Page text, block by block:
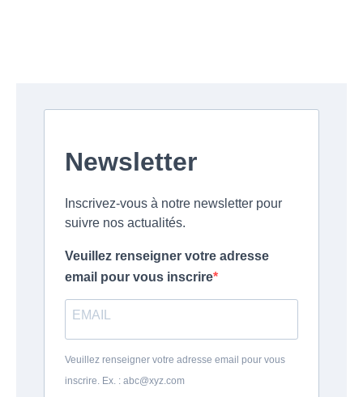
Newsletter
Inscrivez-vous à notre newsletter pour
suivre nos actualités.
Veuillez renseigner votre adresse
email pour vous inscrire
Veuillez renseigner votre adresse email pour vous
inscrire. Ex. : abc@xyz.com